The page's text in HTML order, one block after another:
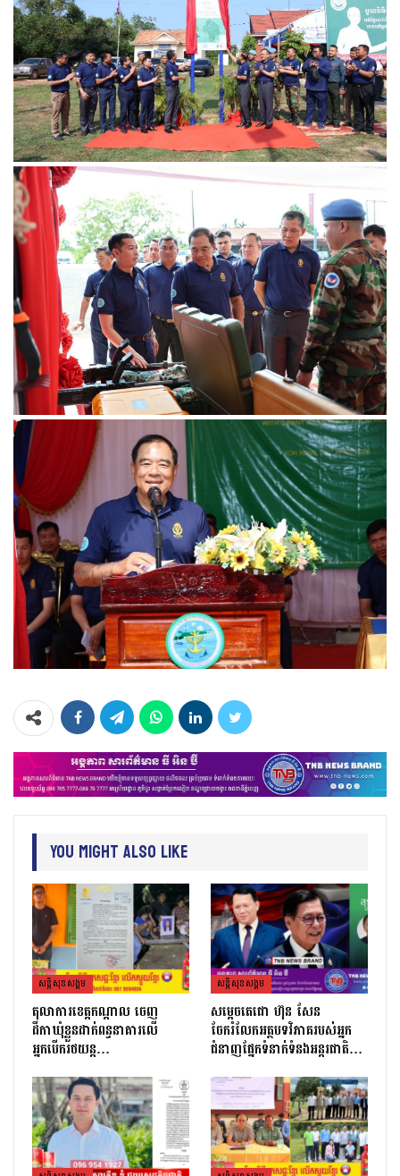
You Might Also Like
សន្តិសុខសង្គម
តុលាការខេត្តកណ្ដាល ចេញ
ដីកាឃុំខ្លួនដាក់ពន្ធនាគារលើ
អ្នកបើករថយន្ត…
សន្តិសុខសង្គម
សម្តេចតេជោ ហ៊ុន សែន
ចែករំលែកអត្ថបទវិភាគរបស់អ្នក
ជំនាញផ្នែកទំនាក់ទំនងអន្តរជាតិ…